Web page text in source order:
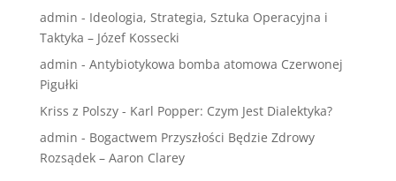
admin - Ideologia, Strategia, Sztuka Operacyjna i
Taktyka – Józef Kossecki
admin - Antybiotykowa bomba atomowa Czerwonej
Pigułki
Kriss z Polszy- Karl Popper: Czym Jest Dialektyka?
admin - Bogactwem Przyszłości Będzie Zdrowy
Rozsądek – Aaron Clarey